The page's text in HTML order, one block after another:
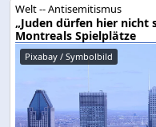
Welt -- Antisemitismus
„Juden dürfen hier nicht
Montreals Spielplätze
Pixabay / Symbolbild